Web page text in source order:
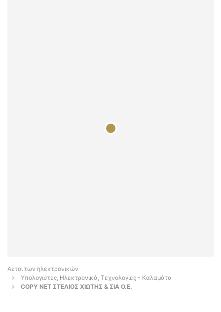
Αετοί των ηλεκτρονικών
Υπολογιστές, Ηλεκτρονικά, Τεχνολογίες - Καλαμάτα
COPY NET ΣΤΕΛΙΟΣ ΧΙΩΤΗΣ & ΣΙΑ Ο.Ε.